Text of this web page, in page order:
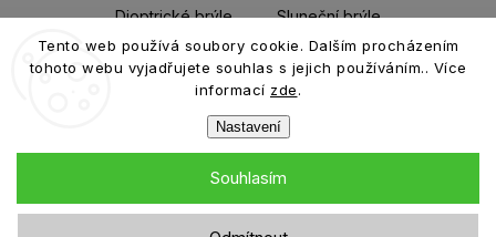
Tento web používá soubory cookie. Dalším procházením
tohoto webu vyjadřujete souhlas s jejich používáním.. Více
informací zde.
Nastavení
Souhlasím
Dioptrické brýle
Sluneční brýle
Sportovní brýle
Kontaktní čočky
Roztoky a oční kapky
Copyright 2026eiffeloptic.cz. Všechna práva vyhrazena.